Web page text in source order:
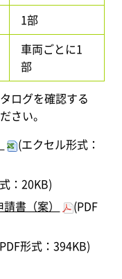
1部
車両ごとに1
部
ログを確認する
さい。
(エクセル形式：
：20KB)
書（案）
(PDF
形式：394KB)